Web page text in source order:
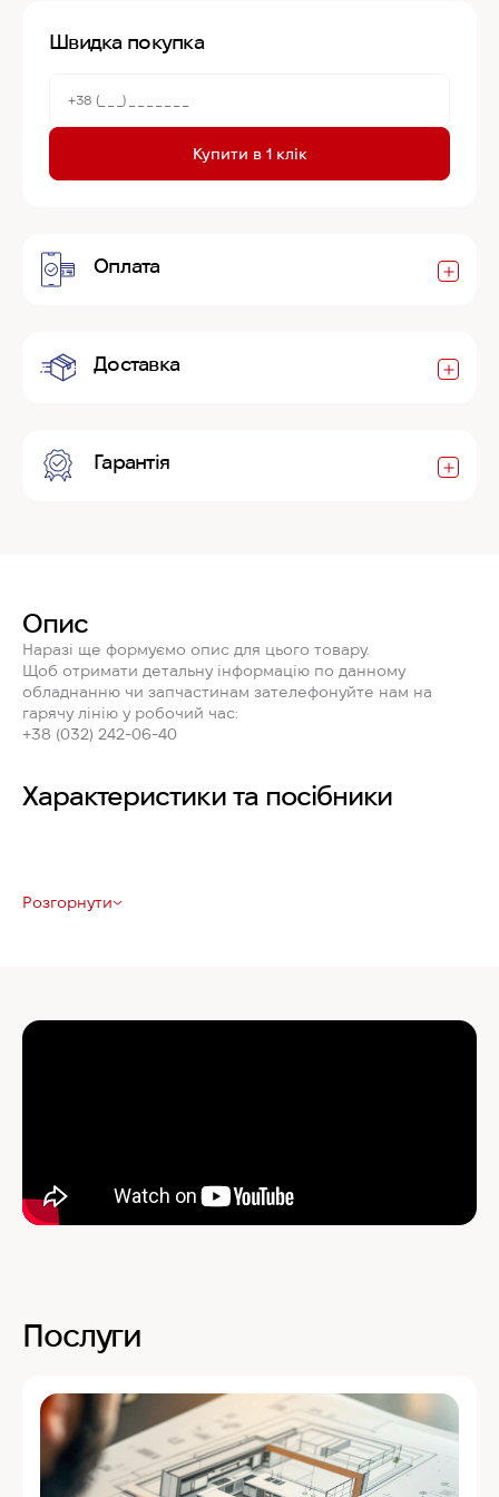
Швидка покупка
Купити в 1 клік
Оплата
Доставка
Гарантія
Опис
Наразі ще формуємо опис для цього товару.
Щоб отримати детальну інформацію по данному
обладнанню чи запчастинам зателефонуйте нам на
гарячу лінію у робочий час:
+38 (032) 242-06-40
Характеристики та посібники
Розгорнути
Послуги